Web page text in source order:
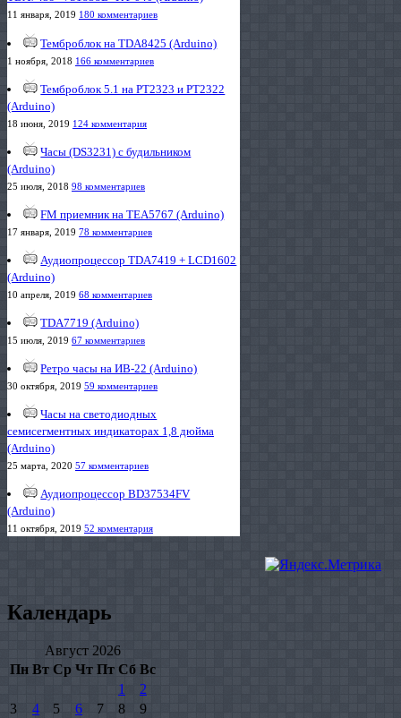
11 января, 2019 180 комментариев
Темброблок на TDA8425 (Arduino)
1 ноября, 2018 166 комментариев
Темброблок 5.1 на PT2323 и PT2322
(Arduino)
18 июня, 2019 124 комментария
Часы (DS3231) с будильником
(Arduino)
25 июля, 2018 98 комментариев
FM приемник на TEA5767 (Arduino)
17 января, 2019 78 комментариев
Аудиопроцессор TDA7419 + LCD1602
(Arduino)
10 апреля, 2019 68 комментариев
TDA7719 (Arduino)
15 июля, 2019 67 комментариев
Ретро часы на ИВ-22 (Arduino)
30 октября, 2019 59 комментариев
Часы на светодиодных
семисегментных индикаторах 1,8 дюйма
(Arduino)
25 марта, 2020 57 комментариев
Аудиопроцессор BD37534FV
(Arduino)
11 октября, 2019 52 комментария
Календарь
Август 2026
Пн Вт Ср Чт Пт Сб Вс
1
2
3
4 5 6 7 8
9